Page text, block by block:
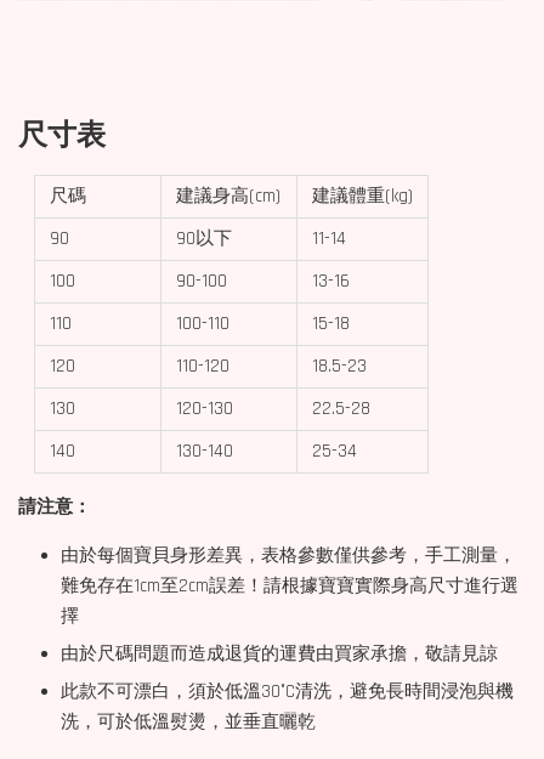
尺寸表
尺碼 建議身高(cm)
建議體重(kg)
90
90以下
11-14
100
90-100
13-16
110
100-110
15-18
120
110-120
18.5-23
130
120-130
22.5-28
140
130-140 25-34
請注意：
由於每個寶貝身形差異，表格參數僅供參考，手工測量，
難免存在1cm至2cm誤差！請根據寶寶實際身高尺寸進行選
擇
由於尺碼問題而造成退貨的運費由買家承擔，敬請見諒
此款不可漂白，須於低溫30°C清洗，避免長時間浸泡與機
洗，可於低溫熨燙，並垂直曬乾